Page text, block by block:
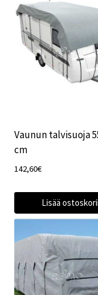
Vaunun talvisuoja
cm
142,60€
Lisää